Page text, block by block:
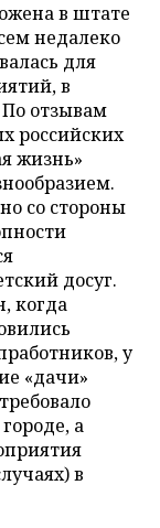
в штате
недалеко
для
в
отзывам
российских
жизнь»
со стороны
досуг.
когда
у
«дачи»
а
в